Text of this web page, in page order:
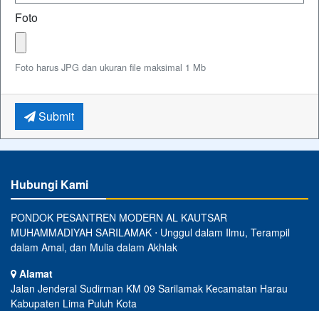
Foto
Foto harus JPG dan ukuran file maksimal 1 Mb
Submit
Hubungi Kami
PONDOK PESANTREN MODERN AL KAUTSAR
MUHAMMADIYAH SARILAMAK ⋅ Unggul dalam Ilmu, Terampil
dalam Amal, dan Mulia dalam Akhlak
Alamat
Jalan Jenderal Sudirman KM 09 Sarilamak Kecamatan Harau
Kabupaten Lima Puluh Kota